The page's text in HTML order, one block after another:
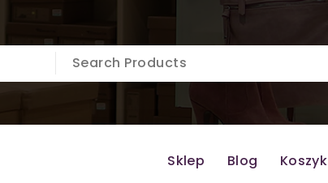
Sklep Blog Koszyk